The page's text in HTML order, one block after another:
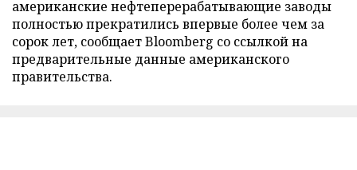
американские нефтеперерабатывающие заводы
полностью прекратились впервые более чем за
сорок лет, сообщает Bloomberg со ссылкой на
предварительные данные американского
правительства.